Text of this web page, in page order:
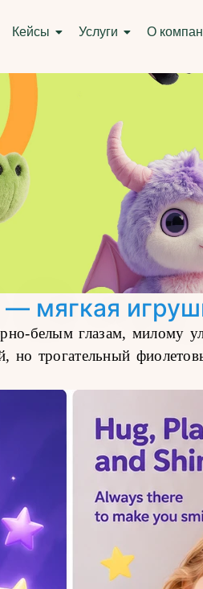
Кейсы Услуги О
мягкая
белым глазам, милому
но трогательный